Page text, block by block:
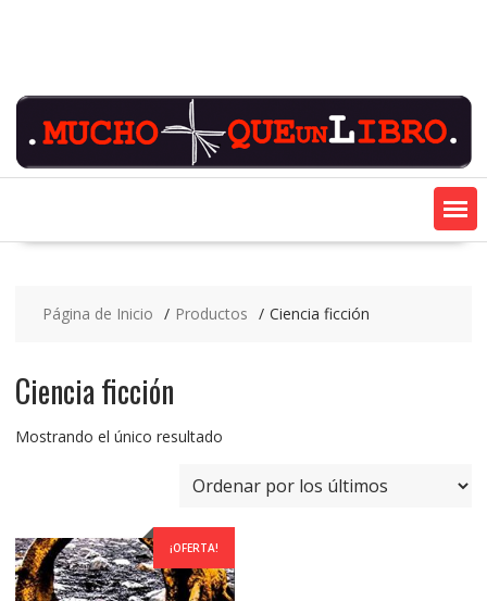
Página de Inicio Productos Ciencia ficción
Ciencia ficción
Mostrando el único resultado
¡OFERTA!